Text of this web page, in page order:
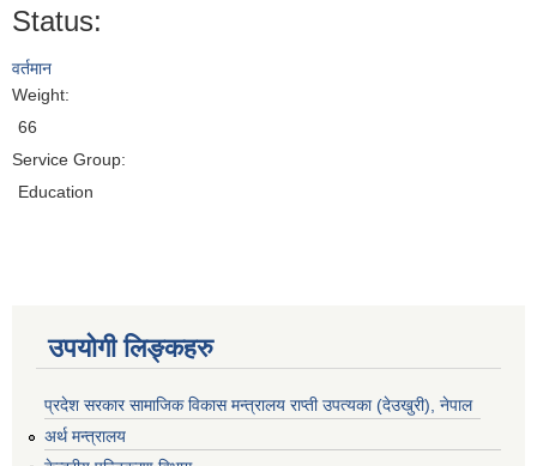
Status:
वर्तमान
Weight:
66
Service Group:
Education
उपयोगी लिङ्कहरु
प्रदेश सरकार सामाजिक विकास मन्‍‍त्रालय राप्ती उपत्यका (देउखुरी), नेपाल
अर्थ मन्त्रालय